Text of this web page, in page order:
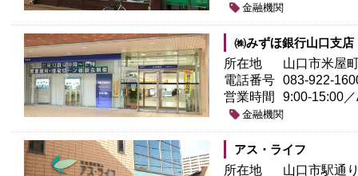
金融機関
㈱みずほ銀行山口支店
所在地
山口市米屋
電話番号 083-922-
営業時間
9:00-15:00
金融機関
アス・ライフ
所在地
山口市駅通